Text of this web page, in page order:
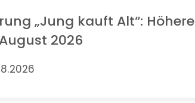
„Jung kauft Alt“: Höhere
2026